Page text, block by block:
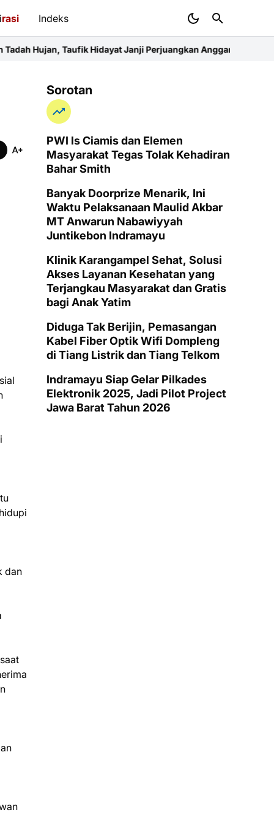
rasi Indeks
Hidayat Janji Perjuangkan Anggaran Pertanian Konsolidasi FKJI
dan
Sorotan
PWI ls Ciamis dan Elemen
Masyarakat Tegas Tolak Kehadiran
Bahar Smith
Banyak Doorprize Menarik, Ini
Waktu Pelaksanaan Maulid Akbar
MT Anwarun Nabawiyyah
Juntikebon Indramayu
Klinik Karangampel Sehat, Solusi
Akses Layanan Kesehatan yang
Terjangkau Masyarakat dan Gratis
bagi Anak Yatim
Diduga Tak Berijin, Pemasangan
Kabel Fiber Optik Wifi Dompleng
di Tiang Listrik dan Tiang Telkom
Indramayu Siap Gelar Pilkades
Elektronik 2025, Jadi Pilot Project
Jawa Barat Tahun 2026